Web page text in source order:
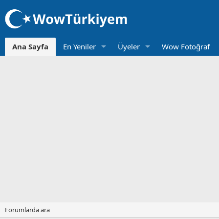
Ana Sayfa En Yeniler Üyeler Wow Fotoğraf
Forumlarda ara